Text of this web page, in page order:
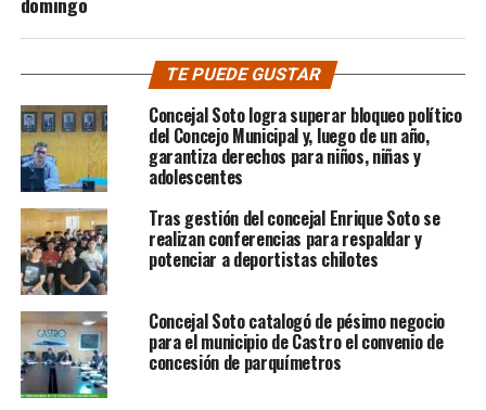
TE PUEDE GUSTAR
Concejal Soto logra superar bloqueo político
del Concejo Municipal y, luego de un año,
garantiza derechos para niños, niñas y
adolescentes
Tras gestión del concejal Enrique Soto se
realizan conferencias para respaldar y
potenciar a deportistas chilotes
Concejal Soto catalogó de pésimo negocio
para el municipio de Castro el convenio de
concesión de parquímetros